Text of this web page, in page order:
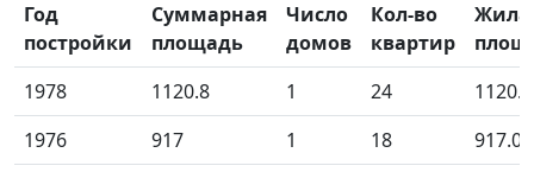
Год
постройки
Суммарная
площадь
Число
домов
Кол-во
квартир
1978
1120.8 1 24
1976
917 1 18 917.00